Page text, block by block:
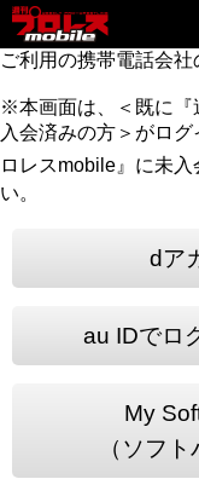
ご利用の携帯電話会社
※本画面は、＜既に『
入会済みの方＞がロ
ロレスmobile』に未
い。
dア
au IDでロ
My
（ソフ